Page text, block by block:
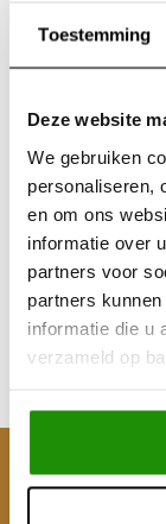
Toestemming
Deze website
We gebruiken
personaliseren,
en om ons
informatie over
partners voor
partners
informatie die u
verzameld op
4 inch HD
"Premium" kit
€1.032,23
Excl. btw
€1.249,00